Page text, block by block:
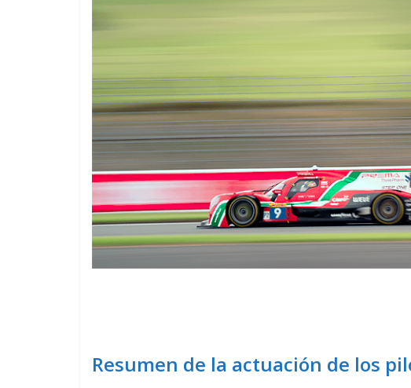
Resumen de la actuación de los